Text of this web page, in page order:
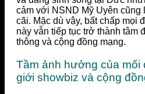
cảm với NSND Mỹ Uyên cũng
cãi. Mặc dù vậy, bất chấp mọi
này vẫn tiếp tục trở thành tâm
thông và cộng đồng mạng.
Tầm ảnh hưởng của mối
giới showbiz và cộng